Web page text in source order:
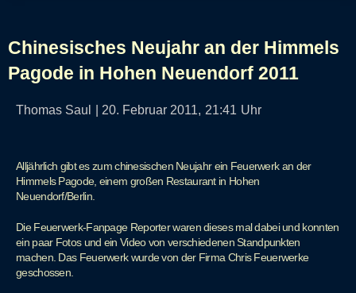
Chinesisches Neujahr an der Himmels
Pagode in Hohen Neuendorf 2011
Thomas Saul 20. Februar 2011, 21:41 Uhr
Alljährlich gibt es zum chinesischen Neujahr ein Feuerwerk an der
Himmels Pagode, einem großen Restaurant in Hohen
Neuendorf/Berlin.
Die Feuerwerk-Fanpage Reporter waren dieses mal dabei und konnten
ein paar Fotos und ein Video von verschiedenen Standpunkten
machen. Das Feuerwerk wurde von der Firma Chris Feuerwerke
geschossen.